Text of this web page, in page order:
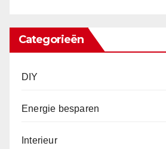
Categorieën
DIY
Energie besparen
Interieur